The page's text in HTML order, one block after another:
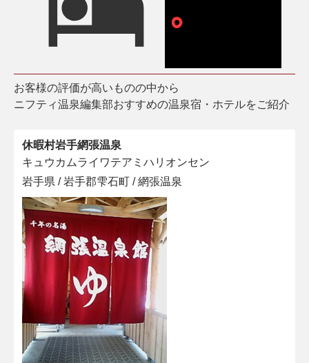
お客様の評価が高いものの中から
ニフティ温泉編集部おすすめの温泉宿・ホテルをご紹介
休暇村岩手網張温泉
キュウカムライワテアミハリオンセン
岩手県 / 岩手郡雫石町 / 網張温泉